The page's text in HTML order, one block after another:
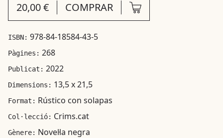
20,00 € COMPRAR
ISBN: 978-84-18584-43-5
Pàgines: 268
Publicat: 2022
Dimensions: 13,5 x 21,5
Format: Rústico con solapas
Col·lecció: Crims.cat
Gènere: Novel·la negra